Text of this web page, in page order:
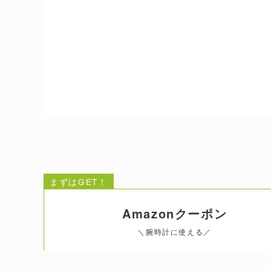
まずはGET！
Amazonクーポン
＼腕時計に使える／